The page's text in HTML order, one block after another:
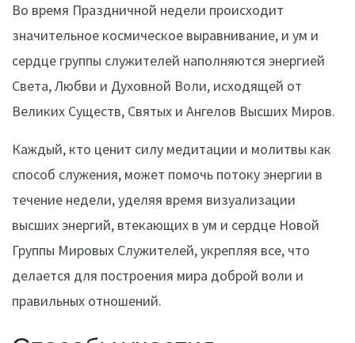
Во время Праздничной недели происходит
значительное космическое выравнивание, и ум и
сердце группы служителей наполняются энергией
Света, Любви и Духовной Воли, исходящей от
Великих Существ, Святых и Ангелов Высших Миров.
Каждый, кто ценит силу медитации и молитвы как
способ служения, может помочь потоку энергии в
течение недели, уделяя время визуализации
высших энергий, втекающих в ум и сердце Новой
Группы Мировых Служителей, укрепляя все, что
делается для построения мира доброй воли и
правильных отношений.